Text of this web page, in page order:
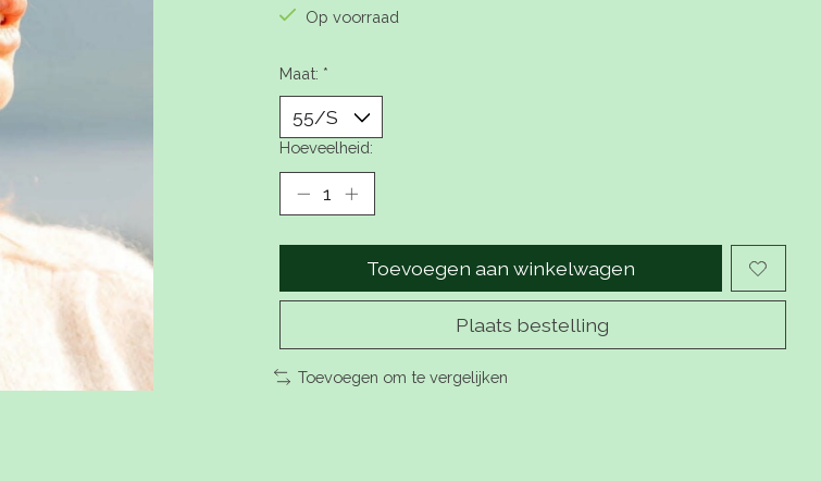
Op voorraad
Maat: *
Hoeveelheid:
Toevoegen aan winkelwagen
Plaats bestelling
Toevoegen om te vergelijken